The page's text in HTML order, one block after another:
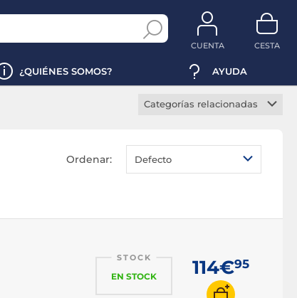
CUENTA CESTA
¿QUIÉNES SOMOS? AYUDA
Categorías relacionadas
Escáner alimentación
automática
Ordenar: Defecto
STOCK
EN STOCK 114€95